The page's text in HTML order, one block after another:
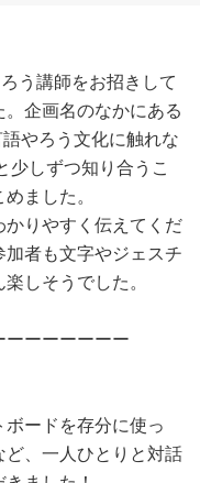
う講師をお招きして
。企画名のなかにある
語やろう文化に触れな
少しずつ知り合うこ
ました。
りやすく伝えてくだ
者も文字やジェスチ
しそうでした。
ーーーーーーー
ードを存分に使っ
、一人ひとりと対話